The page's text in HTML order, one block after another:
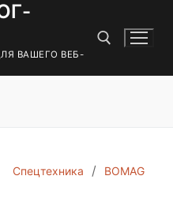
ВАШЕГО ВЕБ-
Спецтехника BOMAG